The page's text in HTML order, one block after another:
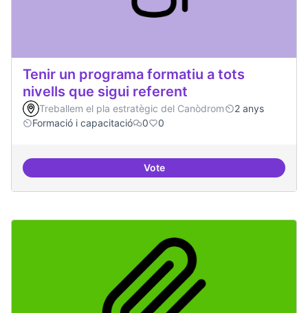
Tenir un programa formatiu a tots
nivells que sigui referent
Treballem el pla estratègic del Canòdrom
2 anys
Formació i capacitació
0 0
VoteTenir un programa formatiu a